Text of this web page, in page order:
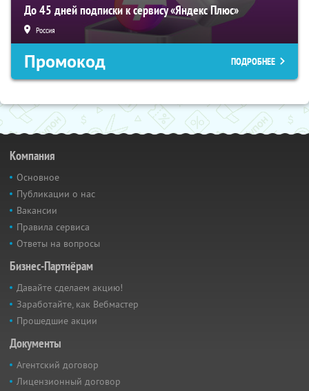
До 45 дней подписки к сервису «Яндекс Плюс»
Россия
Промокод ПОДРОБНЕЕ
Компания
Основное
Публикации о нас
Вакансии
Правила сервиса
Ответы на вопросы
Бизнес-Партнёрам
Давайте сделаем акцию!
Заработайте, как Вебмастер
Прошедшие акции
Документы
Агентский договор
Лицензионный договор